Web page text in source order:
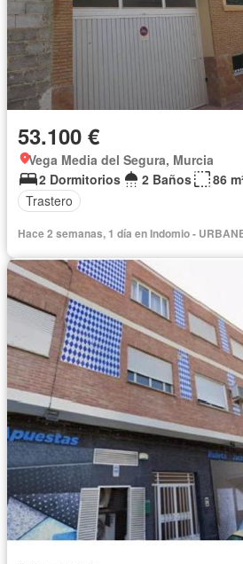
53.100 €
Vega Media del Segura, Murcia
2 Dormitorios
2 Baños
86
Trastero
Hace 2 semanas, 1 día en Indomio -